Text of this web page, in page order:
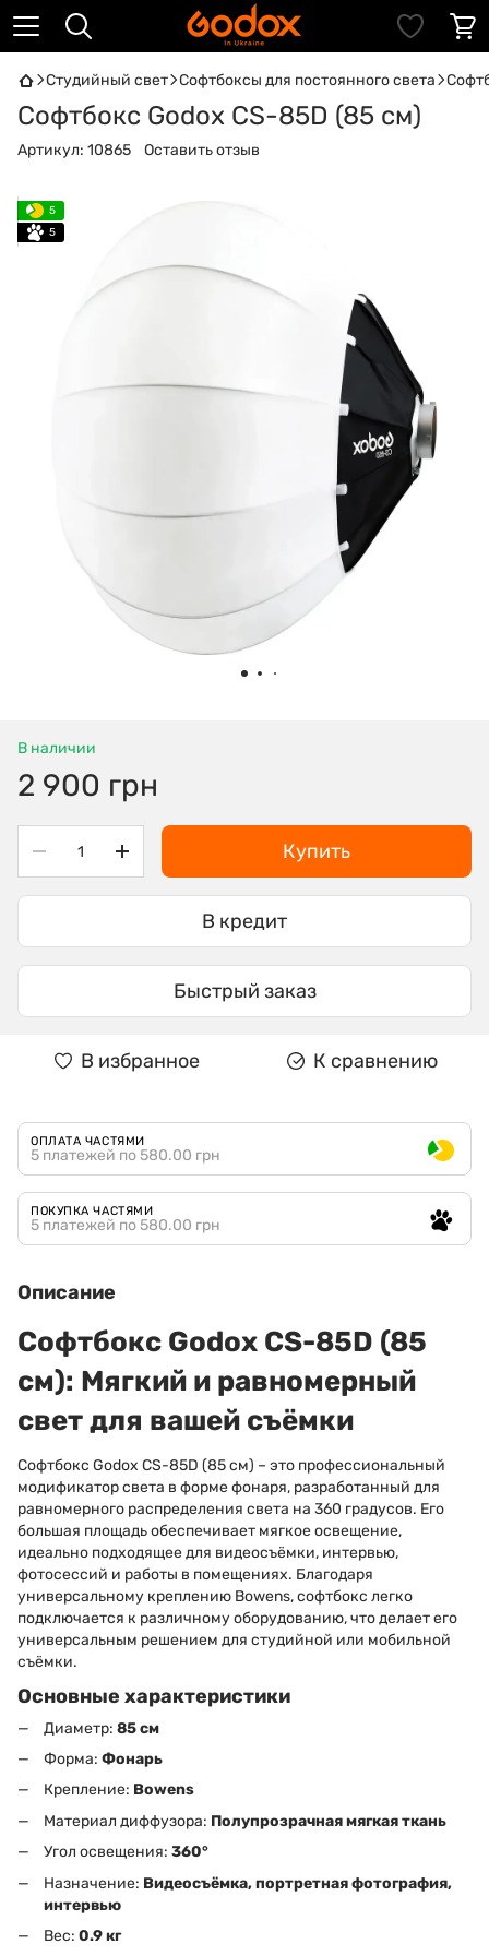
Студийный свет Софтбоксы для постоянного света
Софтбокс Godox CS-85D (85 см)
Артикул: 10865 Оставить отзыв
5
5
В наличии
2 900 грн
Купить
В кредит
Быстрый заказ
В избранное К сравнению
ОПЛАТА ЧАСТЯМИ
5 платежей по 580.00 грн
ПОКУПКА ЧАСТЯМИ
5 платежей по 580.00 грн
Описание
Софтбокс Godox CS-85D (85
см): Мягкий и равномерный
свет для вашей съёмки
Софтбокс Godox CS-85D (85 см) – это профессиональный
модификатор света в форме фонаря, разработанный для
равномерного распределения света на 360 градусов. Его
большая площадь обеспечивает мягкое освещение,
идеально подходящее для видеосъёмки, интервью,
фотосессий и работы в помещениях. Благодаря
универсальному креплению Bowens, софтбокс легко
подключается к различному оборудованию, что делает его
универсальным решением для студийной или мобильной
съёмки.
Основные характеристики
Диаметр: 85 см
Форма: Фонарь
Крепление: Bowens
Материал диффузора: Полупрозрачная мягкая ткань
Угол освещения: 360°
Назначение: Видеосъёмка, портретная фотография,
интервью
Вес: 0.9 кг